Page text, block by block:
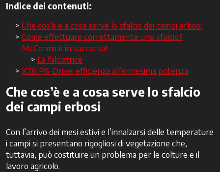
Indice dei contenuti:
Che cos’è e a cosa serve lo sfalcio dei campi erbosi
Come effettuare correttamente uno sfalcio?
McCormick in soccorso!
La falciatrice
X7.6 P6-Drive: efficienza all’ennesima potenza
Che cos’è e a cosa serve lo sfalcio
dei campi erbosi
Con l’arrivo dei mesi estivi e l’innalzarsi delle temperature
i campi si presentano rigogliosi di vegetazione che,
tuttavia, può costituire un problema per le colture e il
lavoro agricolo.